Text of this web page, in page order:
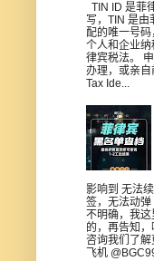
TIN ID 是菲
写，TIN 是由
配的唯一号
个人和企业
律宾税法。
办理，或亲自
Tax Ide...
影响到 无法
签，无法动
不明确，我
的，再告知
咨询我们了
飞机